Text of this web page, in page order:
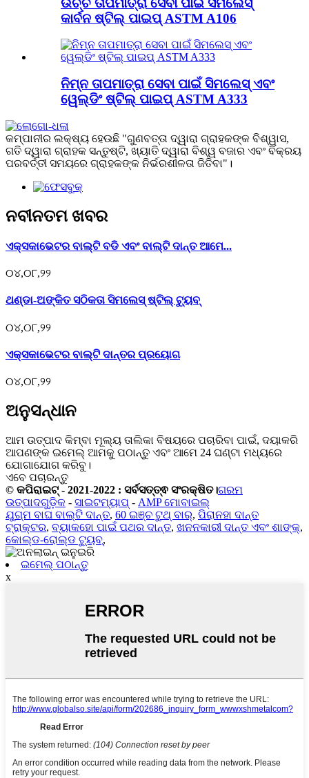
କାର୍ବନ ଷ୍ଟିଲ୍ ପାଇପ୍ ASTM A106
ନିମ୍ନ ତାପମାତ୍ରା ସେବା ପାଇଁ ସିମଲେସ୍ ଏବଂ
ୱେଲ୍ଡିଂ ଷ୍ଟିଲ୍ ପାଇପ୍ ASTM A333
କମ୍ପାନୀର ଲକ୍ଷ୍ୟ ହେଉଛି "ଗୁଣବତ୍ତା ଦ୍ୱାରା ଗ୍ରାହକଙ୍କ ବିଶ୍ୱାସ,
ଗତି ଦ୍ୱାରା ଗ୍ରାହକ ସନ୍ତୁଷ୍ଟି, ଖ୍ୟାତି ଦ୍ୱାରା ବିଶ୍ୱ ବଜାର ଏବଂ ବିକ୍ରୟ
ପରବର୍ତ୍ତୀ ସମୟରେ ଗ୍ରାହକଙ୍କ ନିର୍ଭରଶୀଳତା ଜିତିବା"।
ନବୀନତମ ଖବର
ଏକ୍ସକାଭେଟର ବାଲ୍ଟି ବଡି ଏବଂ ବାଲ୍ଟି ଦାନ୍ତ ଆମେ...
୦୪,୦୮,୨୨
ଥଣ୍ଡା-ଅଙ୍କିତ ସଠିକତା ସିମଲେସ୍ ଷ୍ଟିଲ୍ ଟ୍ୟୁବ୍
୦୪,୦୮,୨୨
ଏକ୍ସକାଭେଟର ବାଲ୍ଟି ଦାନ୍ତର ପ୍ରୟୋଗ
୦୪,୦୮,୨୨
ଅନୁସନ୍ଧାନ
ଆମ ଉତ୍ପାଦ କିମ୍ବା ମୂଲ୍ୟ ତାଲିକା ବିଷୟରେ ପଚାରିବା ପାଇଁ, ଦୟାକରି
ଆପଣଙ୍କ ଇମେଲ୍ ଆମକୁ ପଠାନ୍ତୁ ଏବଂ ଆମେ 24 ଘଣ୍ଟା ମଧ୍ୟରେ
ଯୋଗାଯୋଗ କରିବୁ।
ଏବେ ପଚାରନ୍ତୁ
© କପିରାଇଟ୍ - 2021-2022 : ସର୍ବସତ୍ତ୍ଵ ସଂରକ୍ଷିତ।ଗରମ
ଉତ୍ପାଦଗୁଡ଼ିକ - ସାଇଟମ୍ୟାପ୍ - AMP ମୋବାଇଲ୍
ଯୁଗ୍ମ ବାଘ ବାଲ୍ଟି ଦାନ୍ତ, 60 ଇଞ୍ଚ ଟୁଥ୍ ବାର୍, ପିରାନହା ଦାନ୍ତ
ଟ୍ରାକ୍ଟର, ବ୍ୟାକହୋ ପାଇଁ ପଥର ଦାନ୍ତ, ଖନନକାରୀ ଦାନ୍ତ ଏବଂ ଶାଙ୍କ୍,
କୋଲ୍ଡ-ରୋଲ୍ଡ ଟ୍ୟୁବ୍,
ଇମେଲ୍ ପଠାନ୍ତୁ
x